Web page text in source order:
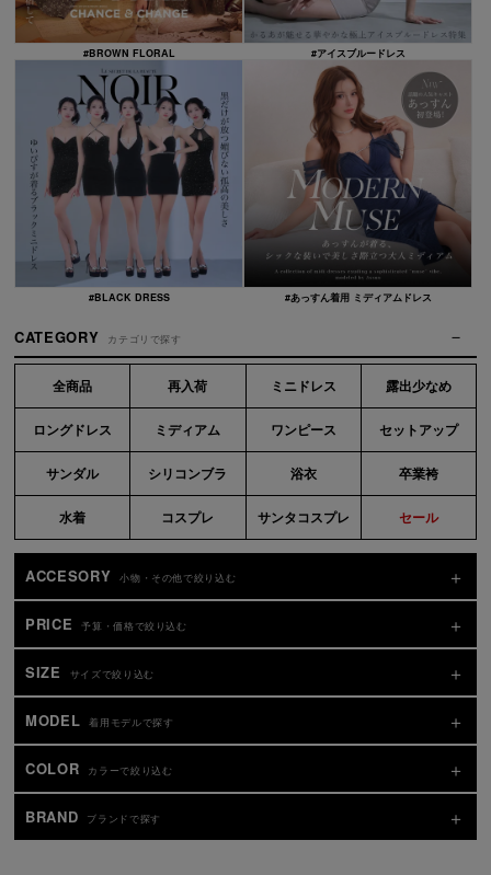
#BROWN FLORAL #アイスブルードレス
#BLACK DRESS #あっすん着用 ミディアムドレス
CATEGORY カテゴリで探す
全商品 再入荷 ミニドレス 露出少なめ
ロングドレス ミディアム ワンピース セットアップ
サンダル シリコンブラ 浴衣 卒業袴
水着 コスプレ サンタコスプレ セール
ACCESORY 小物・その他で絞り込む
PRICE 予算・価格で絞り込む
SIZE サイズで絞り込む
MODEL 着用モデルで探す
COLOR カラーで絞り込む
BRAND ブランドで探す